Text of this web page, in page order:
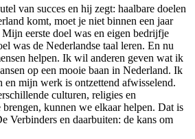
van succes en hij zegt: haalbare doelen
komt, moet je niet binnen een jaar
eerste doel was en eigen bedrijfje
was de Nederlandse taal leren. En nu
helpen. Ik wil anderen geven wat ik
op een mooie baan in Nederland. Ik
en mijn werk is ontzettend afwisselend.
culturen, religies en
kunnen we elkaar helpen. Dat is
Verbinders en daarbuiten: de kans om